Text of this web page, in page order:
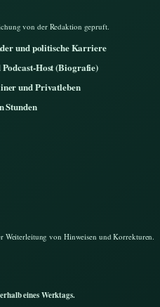
von der Redaktion gepruft.
und politische Karriere
Host (Biografie)
und Privatleben
Stunden
Weiterleitung von Hinweisen und Korrekturen.
eines Werktags.